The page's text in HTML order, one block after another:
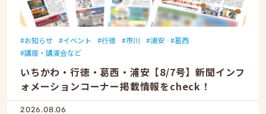
お知らせ イベント 行徳 市川 浦安
葛西
講座・講演会など
いちかわ・行徳・葛西・浦安【8/7号】新聞インフ
ォメーションコーナー掲載情報をcheck！
2026.08.06